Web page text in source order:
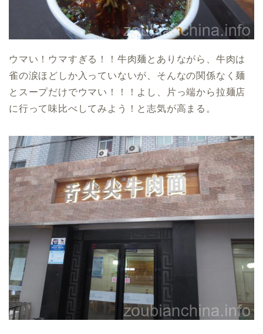
ウマい！ウマすぎる！！牛肉麺とありながら、牛肉は
雀の涙ほどしか入っていないが、そんなの関係なく麺
とスープだけでウマい！！！よし、片っ端から拉麺店
に行って味比べしてみよう！と志気が高まる。